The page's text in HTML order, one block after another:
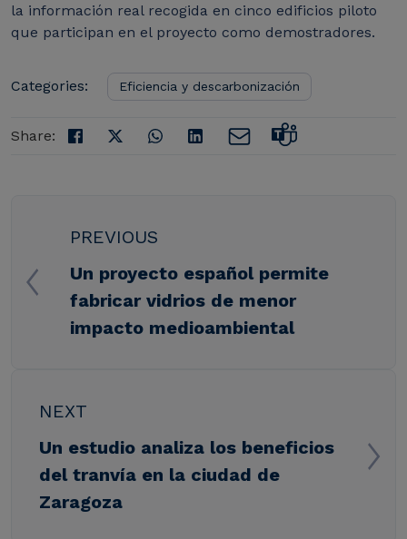
la información real recogida en cinco edificios piloto
que participan en el proyecto como demostradores.
Categories: Eficiencia y descarbonización
Share:
PREVIOUS
Un proyecto español permite
fabricar vidrios de menor
impacto medioambiental
NEXT
Un estudio analiza los beneficios
del tranvía en la ciudad de
Zaragoza